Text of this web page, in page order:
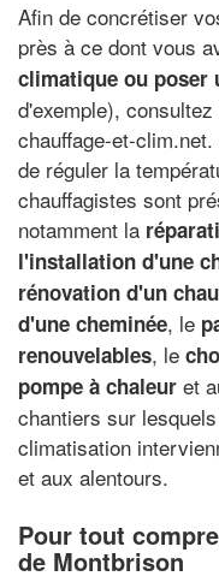
Afin de concrétiser
près à ce dont vous
climatique ou poser
d'exemple),
chauffage-et-
de réguler la
chauffagistes sont
notamment la
l'installation d'une
rénovation d'un
d'une cheminée, le
renouvelables, le
pompe à chaleur et
chantiers sur
climatisation
et aux alentours.
Pour tout
de Montbrison